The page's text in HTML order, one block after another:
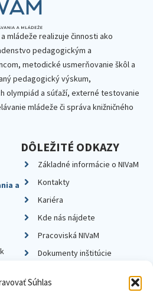
Súhlas
mládeže realizuje činnosti ako
pedagogickým a
metodické usmerňovanie škôl a
pedagogický výskum,
olympiád a súťaží, externé testovanie
mládeže či správa knižničného
a
DÔLEŽITÉ ODKAZY
Základné informácie o NIVaM
Kontakty
Kariéra
Kde nás nájdete
Pracoviská NIVaM
Dokumenty inštitúcie